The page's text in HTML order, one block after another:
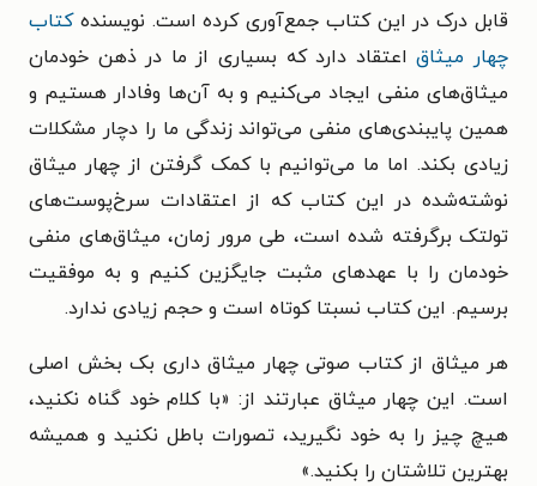
قابل درک در این کتاب جمع‌آوری کرده است. نویسندهکتاب
چهار میثاقاعتقاد دارد که بسیاری از ما در ذهن خودمان
میثاق‌های منفی ایجاد می‌کنیم و به آن‌ها وفادار هستیم و
همین پایبندی‌های منفی می‌تواند زندگی ما را دچار مشکلات
زیادی بکند. اما ما می‌توانیم با کمک گرفتن از چهار میثاق
نوشته‌شده در این کتاب که از اعتقادات سرخ‌پوست‌های
تولتک برگرفته شده است، طی مرور زمان، میثاق‌های منفی
خودمان را با عهدهای مثبت جایگزین کنیم و به موفقیت
برسیم. این کتاب نسبتا کوتاه است و حجم زیادی ندارد.
هر میثاق از کتاب صوتی چهار میثاق داری بک بخش اصلی
است. این چهار میثاق عبارتند از: «با کلام خود گناه نکنید،
هیچ چیز را به خود نگیرید، تصورات باطل نکنید و همیشه
بهترین تلاشتان را بکنید.»